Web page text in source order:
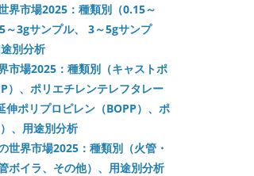
界市場2025：種類別（0.15～
～3gサンプル、 3～5gサンプ
別分析
市場2025：種類別（キャストポ
）、ポリエチレンテレフタレー
伸ポリプロピレン（BOPP）、ポ
、用途別分析
世界市場2025：種類別（火管・
ボイラ、その他）、用途別分析